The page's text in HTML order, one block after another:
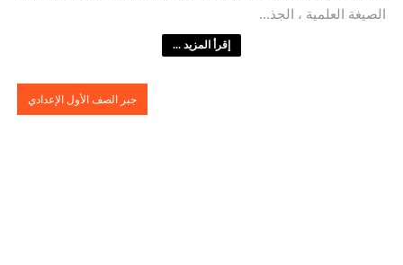
الصيغة العلمية ، الجذ...
إقرأ المزيد ...
جبر الصف الأول الإعدادي